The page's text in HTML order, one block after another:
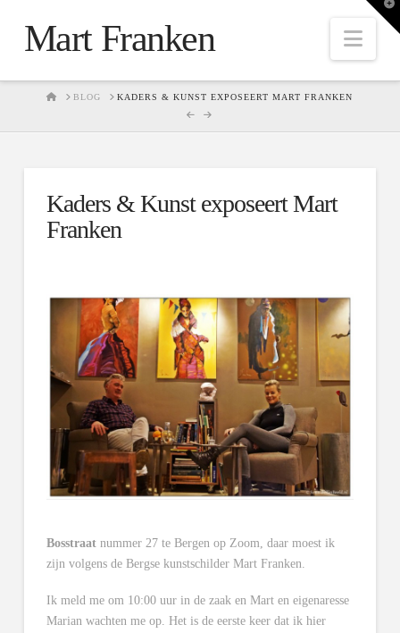
Mart Franken
HOMEBLOG KADERS & KUNST EXPOSEERT MART FRANKEN
Kaders & Kunst exposeert Mart
Franken
Bosstraatnummer 27 te Bergen op Zoom, daar moest ik
zijn volgens de Bergse kunstschilder Mart Franken.
Ik meld me om 10:00 uur in de zaak en Mart en eigenaresse
Marian wachten me op. Het is de eerste keer dat ik hier